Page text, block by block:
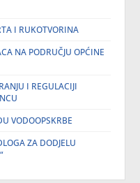
I RUKOTVORINA
NA PODRUČJU OPĆINE
I REGULACIJI
VODOOPSKRBE
ZA DODJELU